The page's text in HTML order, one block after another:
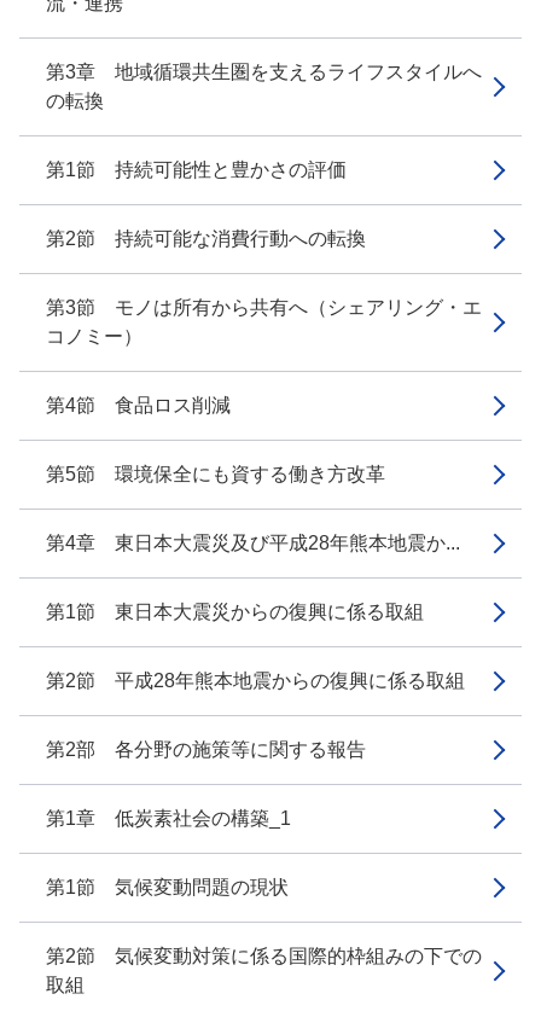
第3章 地域循環共生圏を支えるライフスタイルへ
の転換
第1節 持続可能性と豊かさの評価
第2節 持続可能な消費行動への転換
第3節 モノは所有から共有へ（シェアリング・エ
コノミー）
第4節 食品ロス削減
第5節 環境保全にも資する働き方改革
第4章 東日本大震災及び平成28年熊本地震か...
第1節 東日本大震災からの復興に係る取組
第2節 平成28年熊本地震からの復興に係る取組
第2部 各分野の施策等に関する報告
第1章 低炭素社会の構築_1
第1節 気候変動問題の現状
第2節 気候変動対策に係る国際的枠組みの下での
取組